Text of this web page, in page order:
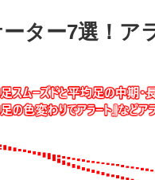
ター7選！ア